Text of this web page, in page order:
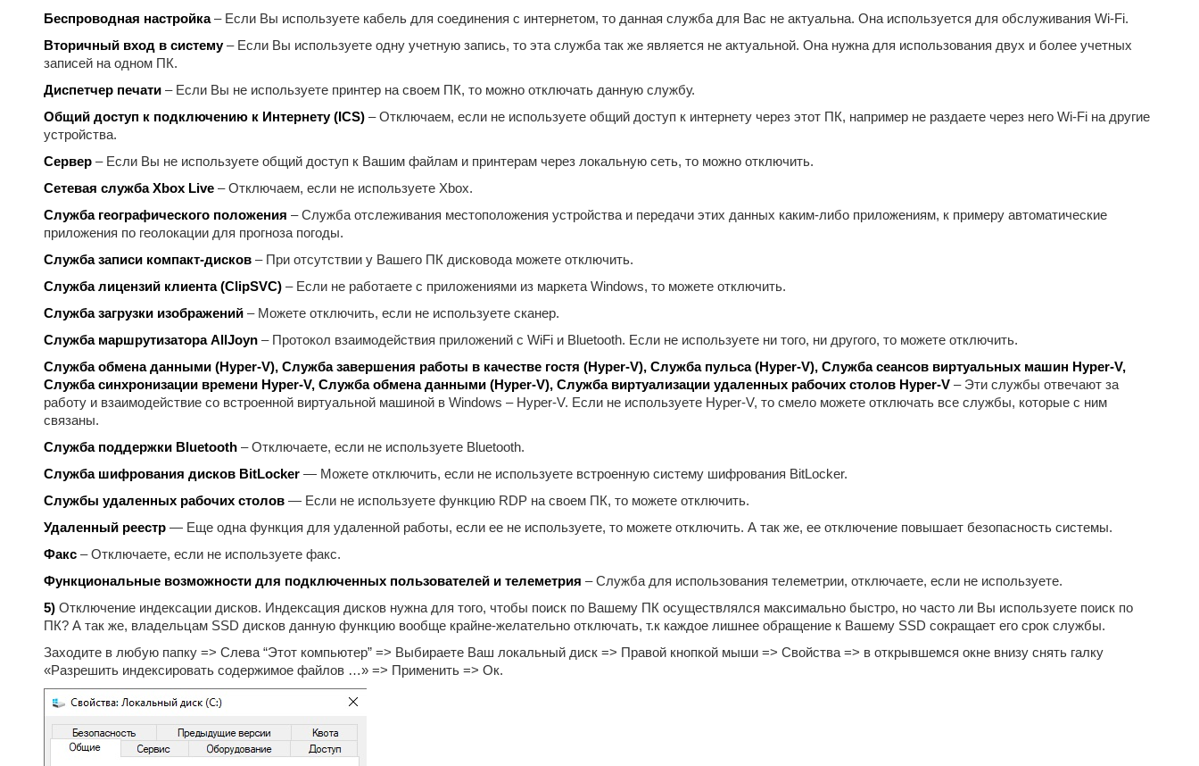
Беспроводная настройка– Если Вы используете кабель для соединения с интернетом, то данная служба для Вас не актуальна. Она используется для обслуживания Wi-Fi.
Вторичный вход в систему– Если Вы используете одну учетную запись, то эта служба так же является не актуальной. Она нужна для использования двух и более учетных
записей на одном ПК.
Диспетчер печати– Если Вы не используете принтер на своем ПК, то можно отключать данную службу.
Общий доступ к подключению к Интернету (ICS)– Отключаем, если не используете общий доступ к интернету через этот ПК, например не раздаете через него Wi-Fi на другие
устройства.
Сервер– Если Вы не используете общий доступ к Вашим файлам и принтерам через локальную сеть, то можно отключить.
Сетевая служба Xbox Live– Отключаем, если не используете Xbox.
Служба географического положения – Служба отслеживания местоположения устройства и передачи этих данных каким-либо приложениям, к примеру автоматические
приложения по геолокации для прогноза погоды.
Служба записи компакт-дисков– При отсутствии у Вашего ПК дисковода можете отключить.
Служба лицензий клиента (ClipSVC)– Если не работаете с приложениями из маркета Windows, то можете отключить.
Служба загрузки изображений– Можете отключить, если не используете сканер.
Служба маршрутизатора AllJoyn– Протокол взаимодействия приложений с WiFi и Bluetooth. Если не используете ни того, ни другого, то можете отключить.
Служба обмена данными (Hyper-V), Служба завершения работы в качестве гостя (Hyper-V), Служба пульса (Hyper-V), Служба сеансов виртуальных машин Hyper-V,
Служба синхронизации времени Hyper-V, Служба обмена данными (Hyper-V), Служба виртуализации удаленных рабочих столов Hyper-V– Эти службы отвечают за
работу и взаимодействие со встроенной виртуальной машиной в Windows – Hyper-V. Если не используете Hyper-V, то смело можете отключать все службы, которые с ним
связаны.
Служба поддержки Bluetooth– Отключаете, если не используете Bluetooth.
Служба шифрования дисков BitLocker— Можете отключить, если не используете встроенную систему шифрования BitLocker.
Службы удаленных рабочих столов— Если не используете функцию RDP на своем ПК, то можете отключить.
Удаленный реестр— Еще одна функция для удаленной работы, если ее не используете, то можете отключить. А так же, ее отключение повышает безопасность системы.
Факс– Отключаете, если не используете факс.
Функциональные возможности для подключенных пользователей и телеметрия – Служба для использования телеметрии, отключаете, если не используете.
5)Отключение индексации дисков. Индексация дисков нужна для того, чтобы поиск по Вашему ПК осуществлялся максимально быстро, но часто ли Вы используете поиск по
ПК? А так же, владельцам SSD дисков данную функцию вообще крайне-желательно отключать, т.к каждое лишнее обращение к Вашему SSD сокращает его срок службы.
Заходите в любую папку => Слева “Этот компьютер” => Выбираете Ваш локальный диск => Правой кнопкой мыши => Свойства => в открывшемся окне внизу снять галку
«Разрешить индексировать содержимое файлов …» => Применить => Ок.